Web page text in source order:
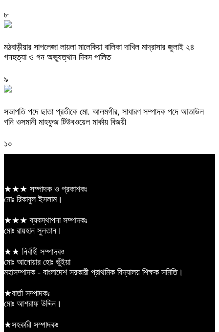
৮
মঠবাড়ীয়ার সাপলেজা লায়লা মালেকিয়া বালিকা দাখিল মাদ্রাসার জুলাই ২৪
গনহত্যা ও গন অভ্যুত্থান দিবস পালিত
৯
সভাপতি পদে ছাতা প্রতীকে মো. আলমগীর, সাধারণ সম্পাদক পদে আতাউল
গনি ওসমানী মাহফুজ টিউবওয়েল মার্কায় বিজয়ী
১০
★★★ সম্পাদক ও প্রকাশকঃ
মোঃ রিকাবুল ইসলাম।
★★★ ব্যবস্থাপনা সম্পাদকঃ
মোঃ রায়হান সুলতান।
★★ নির্বাহী সম্পাদকঃ
মোঃ আনোয়ার হোঃ ভুঁইয়া
মহাসম্পাদক - বাংলাদেশ সরকারী প্রাথমিক বিদ্যালয় শিক্ষক সমিতি।
★বার্তা সম্পাদকঃ
মোঃ আশরাফ উদ্দিন।
★সহকারী সম্পাদকঃ